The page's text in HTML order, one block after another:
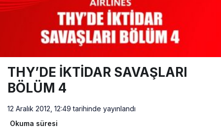
THY’DE İKTİDAR SAVAŞLARI
BÖLÜM 4
12 Aralık 2012, 12:49 tarihinde yayınlandı
Okuma süresi